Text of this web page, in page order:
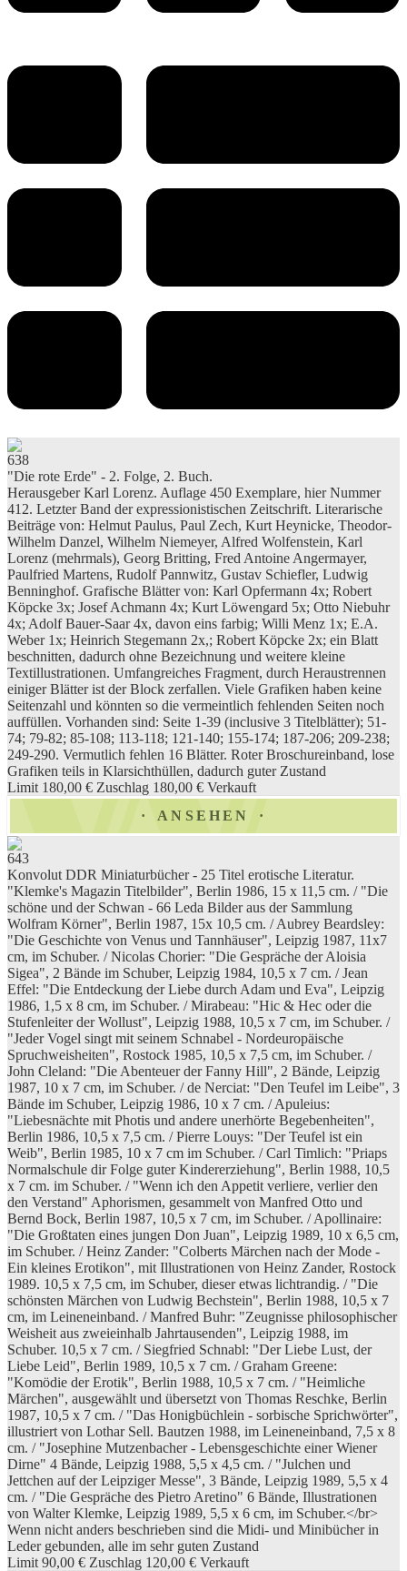
638
"Die rote Erde" - 2. Folge, 2. Buch.
Herausgeber Karl Lorenz. Auflage 450 Exemplare, hier Nummer
412. Letzter Band der expressionistischen Zeitschrift. Literarische
Beiträge von: Helmut Paulus, Paul Zech, Kurt Heynicke, Theodor-
Wilhelm Danzel, Wilhelm Niemeyer, Alfred Wolfenstein, Karl
Lorenz (mehrmals), Georg Britting, Fred Antoine Angermayer,
Paulfried Martens, Rudolf Pannwitz, Gustav Schiefler, Ludwig
Benninghof. Grafische Blätter von: Karl Opfermann 4x; Robert
Köpcke 3x; Josef Achmann 4x; Kurt Löwengard 5x; Otto Niebuhr
4x; Adolf Bauer-Saar 4x, davon eins farbig; Willi Menz 1x; E.A.
Weber 1x; Heinrich Stegemann 2x,; Robert Köpcke 2x; ein Blatt
beschnitten, dadurch ohne Bezeichnung und weitere kleine
Textillustrationen. Umfangreiches Fragment, durch Heraustrennen
einiger Blätter ist der Block zerfallen. Viele Grafiken haben keine
Seitenzahl und könnten so die vermeintlich fehlenden Seiten noch
auffüllen. Vorhanden sind: Seite 1-39 (inclusive 3 Titelblätter); 51-
74; 79-82; 85-108; 113-118; 121-140; 155-174; 187-206; 209-238;
249-290. Vermutlich fehlen 16 Blätter. Roter Broschureinband, lose
Grafiken teils in Klarsichthüllen, dadurch guter Zustand
Limit 180,00 € Zuschlag 180,00 € Verkauft
ANSEHEN
643
Konvolut DDR Miniaturbücher - 25 Titel erotische Literatur.
"Klemke's Magazin Titelbilder", Berlin 1986, 15 x 11,5 cm. / "Die
schöne und der Schwan - 66 Leda Bilder aus der Sammlung
Wolfram Körner", Berlin 1987, 15x 10,5 cm. / Aubrey Beardsley:
"Die Geschichte von Venus und Tannhäuser", Leipzig 1987, 11x7
cm, im Schuber. / Nicolas Chorier: "Die Gespräche der Aloisia
Sigea", 2 Bände im Schuber, Leipzig 1984, 10,5 x 7 cm. / Jean
Effel: "Die Entdeckung der Liebe durch Adam und Eva", Leipzig
1986, 1,5 x 8 cm, im Schuber. / Mirabeau: "Hic & Hec oder die
Stufenleiter der Wollust", Leipzig 1988, 10,5 x 7 cm, im Schuber. /
"Jeder Vogel singt mit seinem Schnabel - Nordeuropäische
Spruchweisheiten", Rostock 1985, 10,5 x 7,5 cm, im Schuber. /
John Cleland: "Die Abenteuer der Fanny Hill", 2 Bände, Leipzig
1987, 10 x 7 cm, im Schuber. / de Nerciat: "Den Teufel im Leibe", 3
Bände im Schuber, Leipzig 1986, 10 x 7 cm. / Apuleius:
"Liebesnächte mit Photis und andere unerhörte Begebenheiten",
Berlin 1986, 10,5 x 7,5 cm. / Pierre Louys: "Der Teufel ist ein
Weib", Berlin 1985, 10 x 7 cm im Schuber. / Carl Timlich: "Priaps
Normalschule dir Folge guter Kindererziehung", Berlin 1988, 10,5
x 7 cm. im Schuber. / "Wenn ich den Appetit verliere, verlier den
den Verstand" Aphorismen, gesammelt von Manfred Otto und
Bernd Bock, Berlin 1987, 10,5 x 7 cm, im Schuber. / Apollinaire:
"Die Großtaten eines jungen Don Juan", Leipzig 1989, 10 x 6,5 cm,
im Schuber. / Heinz Zander: "Colberts Märchen nach der Mode -
Ein kleines Erotikon", mit Illustrationen von Heinz Zander, Rostock
1989. 10,5 x 7,5 cm, im Schuber, dieser etwas lichtrandig. / "Die
schönsten Märchen von Ludwig Bechstein", Berlin 1988, 10,5 x 7
cm, im Leineneinband. / Manfred Buhr: "Zeugnisse philosophischer
Weisheit aus zweieinhalb Jahrtausenden", Leipzig 1988, im
Schuber. 10,5 x 7 cm. / Siegfried Schnabl: "Der Liebe Lust, der
Liebe Leid", Berlin 1989, 10,5 x 7 cm. / Graham Greene:
"Komödie der Erotik", Berlin 1988, 10,5 x 7 cm. / "Heimliche
Märchen", ausgewählt und übersetzt von Thomas Reschke, Berlin
1987, 10,5 x 7 cm. / "Das Honigbüchlein - sorbische Sprichwörter",
illustriert von Lothar Sell. Bautzen 1988, im Leineneinband, 7,5 x 8
cm. / "Josephine Mutzenbacher - Lebensgeschichte einer Wiener
Dirne" 4 Bände, Leipzig 1988, 5,5 x 4,5 cm. / "Julchen und
Jettchen auf der Leipziger Messe", 3 Bände, Leipzig 1989, 5,5 x 4
cm. / "Die Gespräche des Pietro Aretino" 6 Bände, Illustrationen
von Walter Klemke, Leipzig 1989, 5,5 x 6 cm, im Schuber.</br>
Wenn nicht anders beschrieben sind die Midi- und Minibücher in
Leder gebunden, alle im sehr guten Zustand
Limit 90,00 € Zuschlag 120,00 € Verkauft